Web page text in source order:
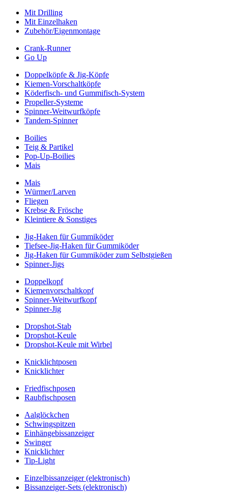
Mit Drilling
Mit Einzelhaken
Zubehör/Eigenmontage
Crank-Runner
Go Up
Doppelköpfe & Jig-Köpfe
Kiemen-Vorschaltköpfe
Köderfisch- und Gummifisch-System
Propeller-Systeme
Spinner-Weitwurfköpfe
Tandem-Spinner
Boilies
Teig & Partikel
Pop-Up-Boilies
Mais
Mais
Würmer/Larven
Fliegen
Krebse & Frösche
Kleintiere & Sonstiges
Jig-Haken für Gummiköder
Tiefsee-Jig-Haken für Gummiköder
Jig-Haken für Gummiköder zum Selbstgießen
Spinner-Jigs
Doppelkopf
Kiemenvorschaltkopf
Spinner-Weitwurfkopf
Spinner-Jig
Dropshot-Stab
Dropshot-Keule
Dropshot-Keule mit Wirbel
Knicklichtposen
Knicklichter
Friedfischposen
Raubfischposen
Aalglöckchen
Schwingspitzen
Einhängebissanzeiger
Swinger
Knicklichter
Tip-Light
Einzelbissanzeiger (elektronisch)
Bissanzeiger-Sets (elektronisch)